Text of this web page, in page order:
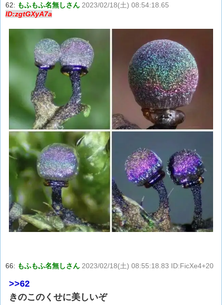
62: もふもふ名無しさん 2023/02/18(土) 08:54:18.65
ID:zgtGXyA7a
66: もふもふ名無しさん 2023/02/18(土) 08:55:18.83 ID:FicXe4+20
>>62
きのこのくせに美しいぞ